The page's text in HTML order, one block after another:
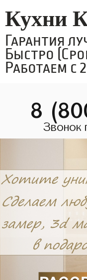
Кухни
Гарантия
Быстро
Работаем с
8
Звонок